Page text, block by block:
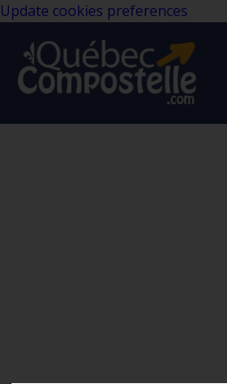
Update cookies preferences